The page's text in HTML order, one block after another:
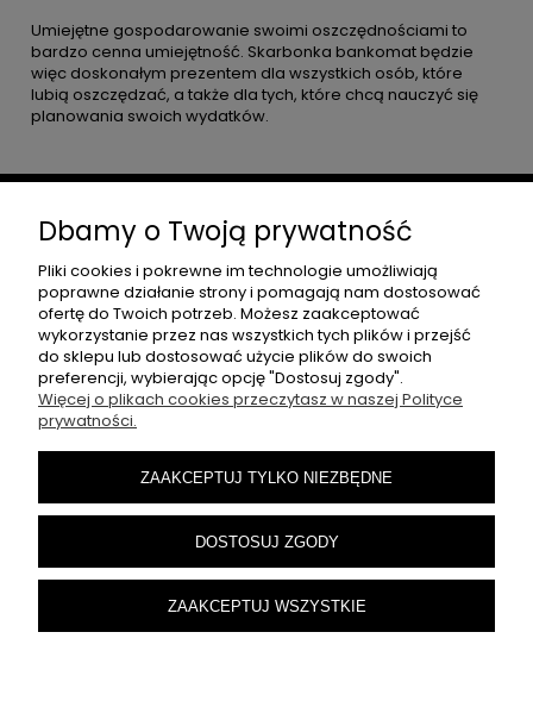
Umiejętne gospodarowanie swoimi oszczędnościami to
bardzo cenna umiejętność. Skarbonka bankomat będzie
więc doskonałym prezentem dla wszystkich osób, które
lubią oszczędzać, a także dla tych, które chcą nauczyć się
planowania swoich wydatków.
Moje konto
Płatności i dostawa
Informacje
SKONTAKTUJ SIĘ
CARSFREAKS.SKLEP@GMAIL.COM
carsfreaks.pl © 2025. Wszelkie prawa zastrzeżone.
Dbamy o Twoją prywatność
Pliki cookies i pokrewne im technologie umożliwiają
poprawne działanie strony i pomagają nam dostosować
ofertę do Twoich potrzeb. Możesz zaakceptować
wykorzystanie przez nas wszystkich tych plików i przejść
do sklepu lub dostosować użycie plików do swoich
preferencji, wybierając opcję "Dostosuj zgody".
Więcej o plikach cookies przeczytasz w naszej Polityce
prywatności.
ZAAKCEPTUJ TYLKO NIEZBĘDNE
DOSTOSUJ ZGODY
ZAAKCEPTUJ WSZYSTKIE